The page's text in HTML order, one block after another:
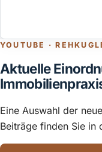
YOUTUBE ·
Aktuelle
Eine Auswahl der
Beiträge finden Sie in